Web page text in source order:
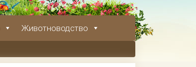
Животноводство